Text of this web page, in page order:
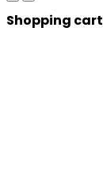
Shopping cart